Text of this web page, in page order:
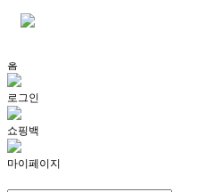
홈
로그인
쇼핑백
마이페이지